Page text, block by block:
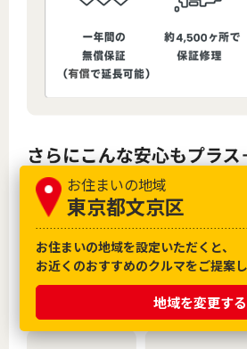
お住まいの地域
東京都文京区
お住まいの地域を設定いただくと、
お近くのおすすめのクルマをご提案し
地域を変更する